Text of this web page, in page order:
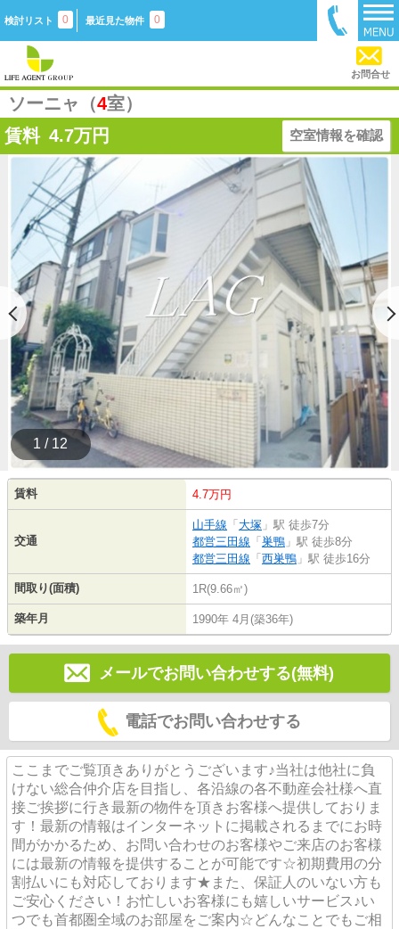
検討リスト 0 最近見た物件 0
お問合せ
ソーニャ（4室）
賃料 4.7万円 空室情報を確認
1 / 12
賃料 4.7万円
交通
山手線 「 大塚 」駅 徒歩7分
都営三田線 「 巣鴨 」駅 徒歩8分
都営三田線 「 西巣鴨 」駅 徒歩16分
間取り(面積) 1R(9.66㎡)
築年月 1990年 4月(築36年)
メールでお問い合わせする(無料)
電話でお問い合わせする
ここまでご覧頂きありがとうございます♪当社は他社に負
けない総合仲介店を目指し、各沿線の各不動産会社様へ直
接ご挨拶に行き最新の物件を頂きお客様へ提供しておりま
す！最新の情報はインターネットに掲載されるまでにお時
間がかかるため、お問い合わせのお客様やご来店のお客様
には最新の情報を提供することが可能です☆初期費用の分
割払いにも対応しております★また、保証人のいない方も
ご安心ください！お忙しいお客様にも嬉しいサービス♪い
つでも首都圏全域のお部屋をご案内☆どんなことでもご相